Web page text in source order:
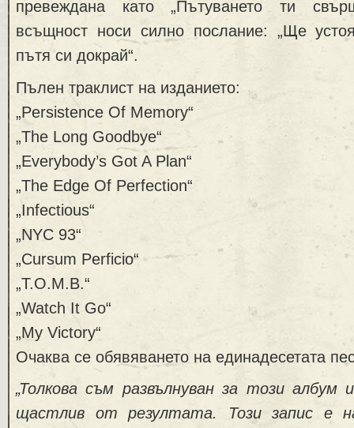
превеждана като „Пътуването ти
всъщност носи силно послание: „Ще
пътя си докрай“.
Пълен траклист на изданието:
„Persistence Of Memory“
„The Long Goodbye“
„Everybody’s Got A Plan“
„The Edge Of Perfection“
„Infectious“
„NYC 93“
„Cursum Perficio“
„T.O.M.B.“
„Watch It Go“
„My Victory“
Очаква се обявяването на единадесетата
„Толкова съм развълнуван за този албум
щастлив от резултата. Този запис е